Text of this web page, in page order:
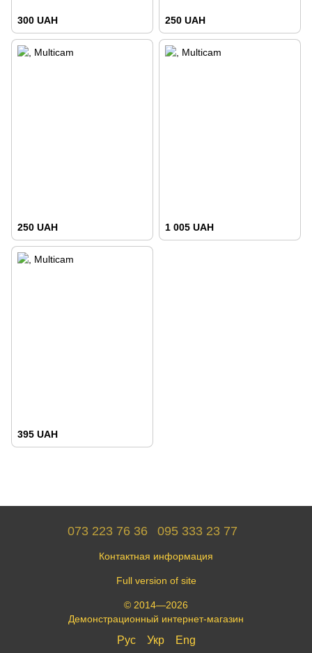
300 UAH 250 UAH
250 UAH 1 005 UAH
395 UAH
073 223 76 36 095 333 23 77
Контактная информация
Full version of site
© 2014—2026
Демонстрационный интернет-магазин
Рус Укр Eng